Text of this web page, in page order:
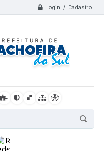
Login / Cadastro